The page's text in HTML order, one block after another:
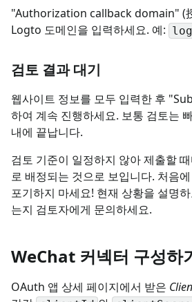
"Authorization callback domain" (
Logto 도메인을 입력하세요. 예:
검토 결과 대기
웹사이트 정보를 모두 입력한 후
하여 계속 진행하세요. 보통 검토는
내에 끝납니다.
검토 기준이 일정하지 않아 제출할
로 배정되는 것으로 보입니다. 처음
포기하지 마세요! 현재 상황을 설명
는지 검토자에게 문의하세요.
WeChat 커넥터 구성하
OAuth 앱 상세 페이지에서 받은